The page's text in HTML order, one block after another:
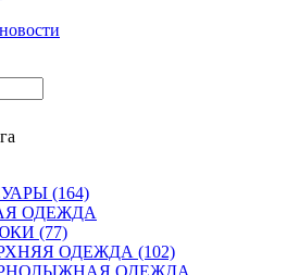
(164)
ОДЕЖДА
(77)
ОДЕЖДА (102)
ОДЕЖДА